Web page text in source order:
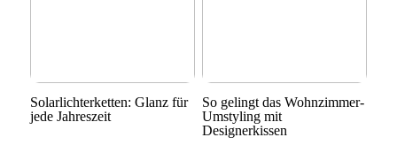
Solarlichterketten: Glanz für
jede Jahreszeit
So gelingt das Wohnzimmer-
Umstyling mit
Designerkissen